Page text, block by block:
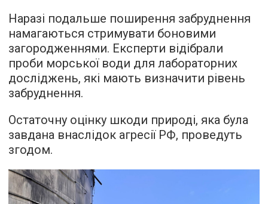
Наразі подальше поширення забруднення
намагаються стримувати боновими
загородженнями. Експерти відібрали
проби морської води для лабораторних
досліджень, які мають визначити рівень
забруднення.
Остаточну оцінку шкоди природі, яка була
завдана внаслідок агресії РФ, проведуть
згодом.